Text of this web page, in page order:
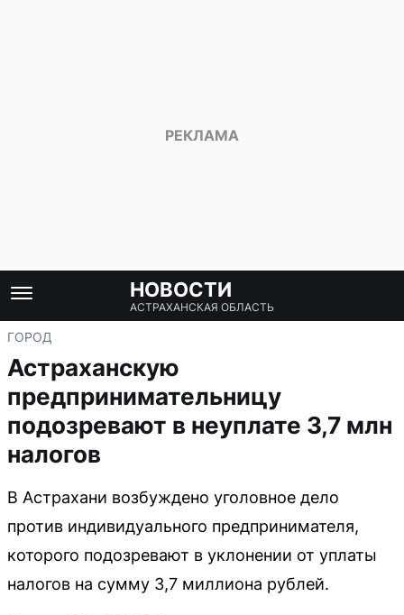
НОВОСТИ
АСТРАХАНСКАЯ ОБЛАСТЬ
ГОРОД
Астраханскую
предпринимательницу
подозревают в неуплате 3,7 млн
налогов
В Астрахани возбуждено уголовное дело
против индивидуального предпринимателя,
которого подозревают в уклонении от уплаты
налогов на сумму 3,7 миллиона рублей.